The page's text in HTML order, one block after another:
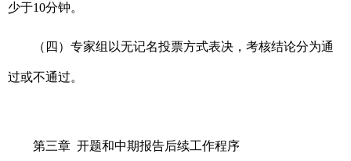
少于10分钟。
（四）专家组以无记名投票方式表决，考核结论分为通
过或不通过。
第三章 开题和中期报告后续工作程序